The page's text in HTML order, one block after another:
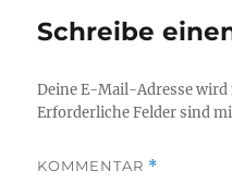
Schreibe
Deine E-Mail-Adresse
Erforderliche Felder sind
KOMMENTAR *